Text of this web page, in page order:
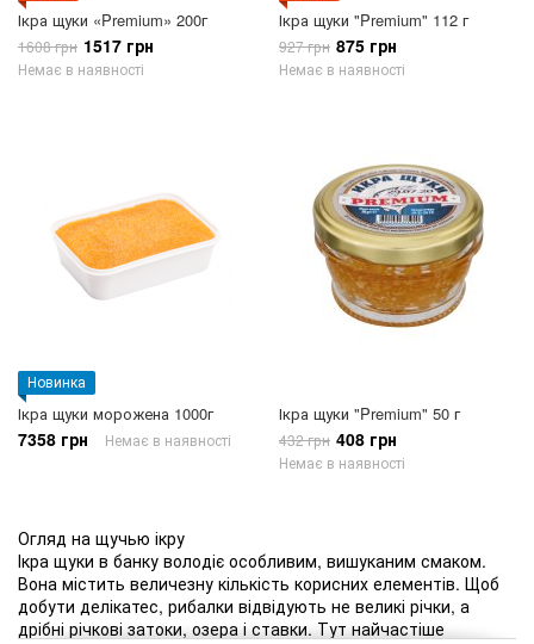
Ікра щуки «Premium» 200г
1608 грн 1517 грн
Немає в наявності
Ікра щуки "Premium" 112 г
927 грн 875 грн
Немає в наявності
Новинка
Ікра щуки морожена 1000г
7358 грн Немає в наявності
Ікра щуки "Premium" 50 г
432 грн 408 грн
Немає в наявності
Огляд на щучью ікру
Ікра щуки в банку володіє особливим, вишуканим смаком.
Вона містить величезну кількість корисних елементів. Щоб
добути делікатес, рибалки відвідують не великі річки, а
дрібні річкові затоки, озера і ставки. Тут найчастіше